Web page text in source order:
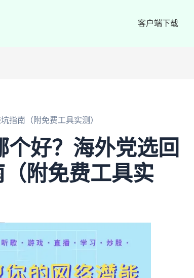
客户端下载
指南（附免费工具实测）
个好？海外党选回
附免费工具实